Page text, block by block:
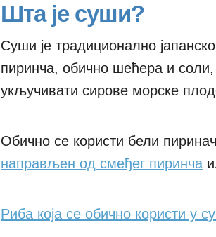
Шта је суши?
Суши је традиционално
пиринча, обично шећера и соли,
укључивати сирове морске
Обично се користи бели
направљен од смеђег пиринча
Риба која се обично користи у